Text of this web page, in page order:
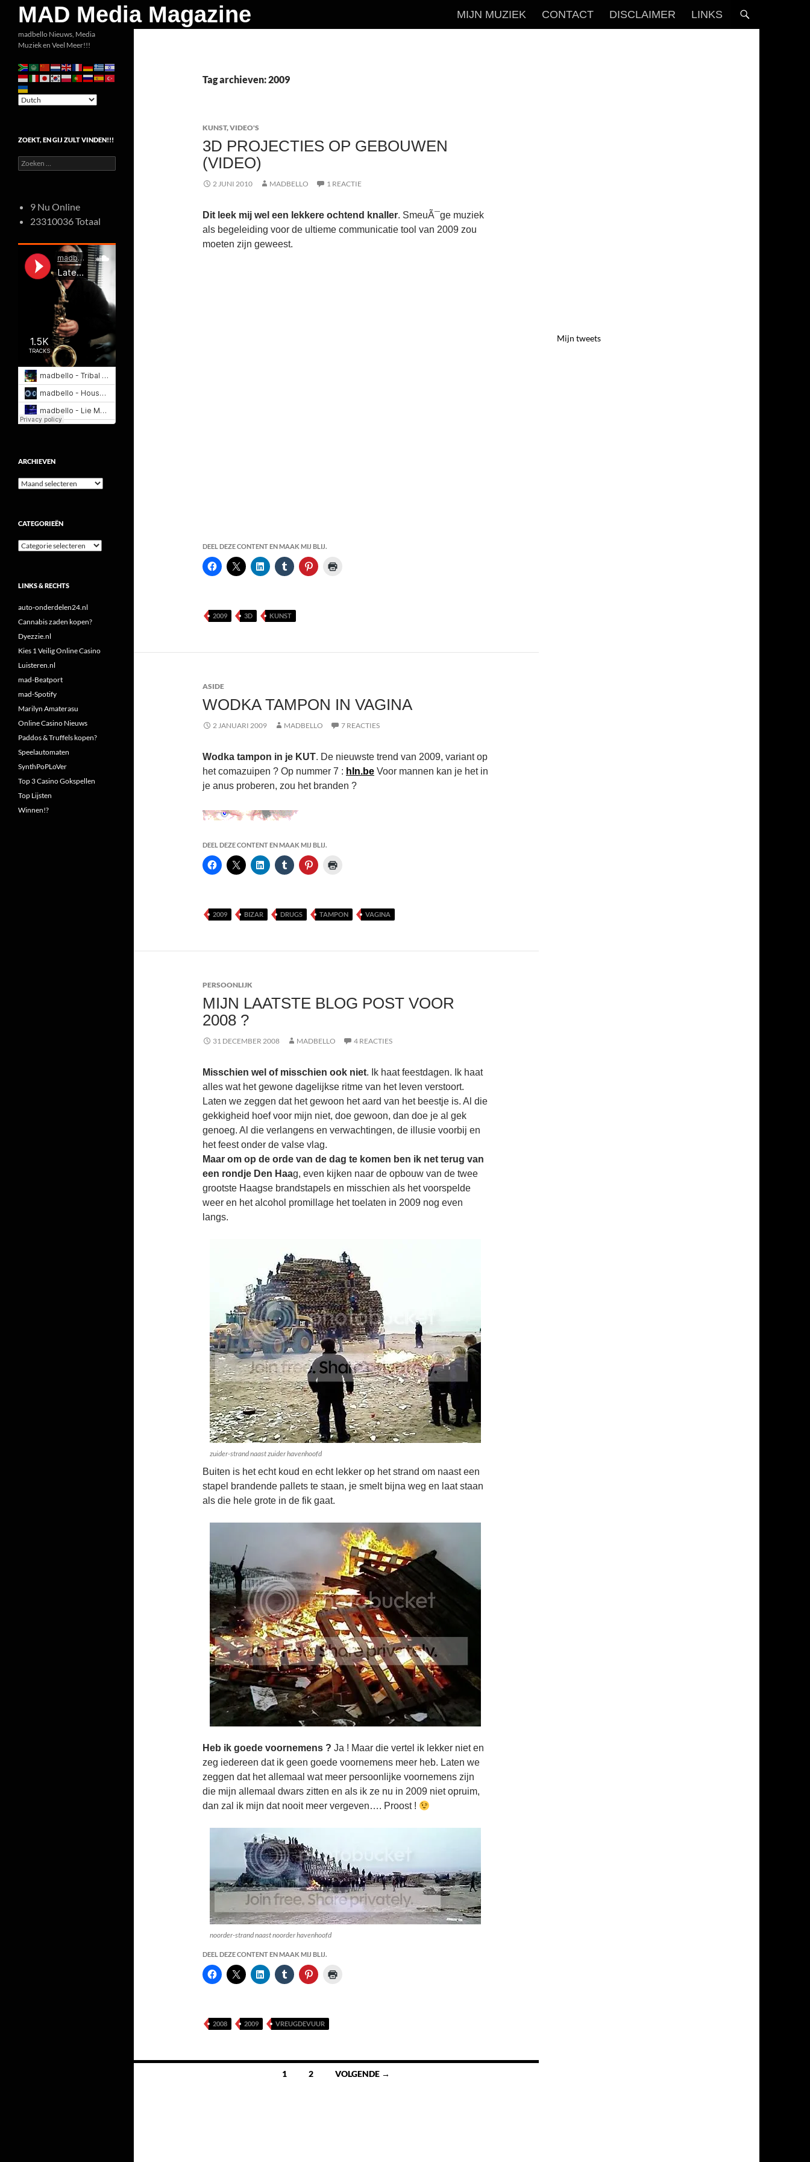
inhoud
MAD Media Magazine
Zoeken
MIJN MUZIEK CONTACT DISCLAIMER LINKS
Tag archieven: 2009
KUNST,VIDEO'S
3D PROJECTIES OP GEBOUWEN
(VIDEO)
2 JUNI 2010 MADBELLO 1 REACTIE
Dit leek mij wel een lekkere ochtend knaller. SmeuÃ¯ge muziek
als begeleiding voor de ultieme communicatie tool van 2009 zou
moeten zijn geweest.
DEEL DEZE CONTENT EN MAAK MIJ BLIJ.
2009 3D KUNST
ASIDE
WODKA TAMPON IN VAGINA
2 JANUARI 2009 MADBELLO 7 REACTIES
Wodka tampon in je KUT. De nieuwste trend van 2009, variant op
het comazuipen ? Op nummer 7 : hln.be Voor mannen kan je het in
je anus proberen, zou het branden ?
DEEL DEZE CONTENT EN MAAK MIJ BLIJ.
2009 BIZAR DRUGS TAMPON VAGINA
PERSOONLIJK
MIJN LAATSTE BLOG POST VOOR
2008 ?
31 DECEMBER 2008 MADBELLO 4 REACTIES
Misschien wel of misschien ook niet. Ik haat feestdagen. Ik haat
alles wat het gewone dagelijkse ritme van het leven verstoort.
Laten we zeggen dat het gewoon het aard van het beestje is. Al die
gekkigheid hoef voor mijn niet, doe gewoon, dan doe je al gek
genoeg. Al die verlangens en verwachtingen, de illusie voorbij en
het feest onder de valse vlag.
Maar om op de orde van de dag te komen ben ik net terug van
een rondje Den Haag, even kijken naar de opbouw van de twee
grootste Haagse brandstapels en misschien als het voorspelde
weer en het alcohol promillage het toelaten in 2009 nog even
langs.
zuider-strand naast zuider havenhoofd
Buiten is het echt koud en echt lekker op het strand om naast een
stapel brandende pallets te staan, je smelt bijna weg en laat staan
als die hele grote in de fik gaat.
Heb ik goede voornemens ? Ja ! Maar die vertel ik lekker niet en
zeg iedereen dat ik geen goede voornemens meer heb. Laten we
zeggen dat het allemaal wat meer persoonlijke voornemens zijn
die mijn allemaal dwars zitten en als ik ze nu in 2009 niet opruim,
dan zal ik mijn dat nooit meer vergeven…. Proost !
noorder-strand naast noorder havenhoofd
DEEL DEZE CONTENT EN MAAK MIJ BLIJ.
2008 2009 VREUGDEVUUR
1 2 VOLGENDE →
Mijn tweets
madbello Nieuws, Media
Muziek en Veel Meer!!!
ZOEKT, EN GIJ ZULT VINDEN!!!
Zoeken
naar:
9 Nu Online
23310036 Totaal
ARCHIEVEN
Archieven
CATEGORIEËN
Categorieën
LINKS & RECHTS
auto-onderdelen24.nl
Cannabis zaden kopen?
Dyezzie.nl
Kies 1 Veilig Online Casino
Luisteren.nl
mad-Beatport
mad-Spotify
Marilyn Amaterasu
Online Casino Nieuws
Paddos & Truffels kopen?
Speelautomaten
SynthPoPLoVer
Top 3 Casino Gokspellen
Top Lijsten
Winnen!?